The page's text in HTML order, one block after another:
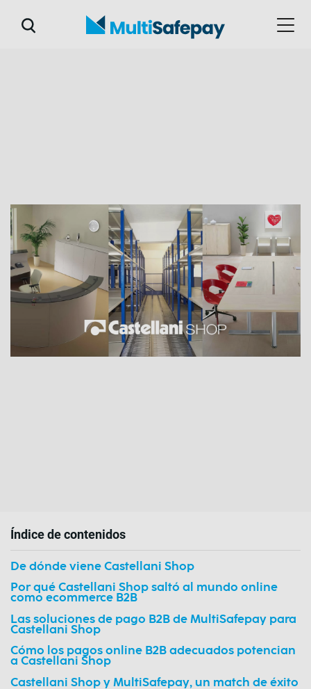
Índice de contenidos
De dónde viene Castellani Shop
Por qué Castellani Shop saltó al mundo online
como ecommerce B2B
Las soluciones de pago B2B de MultiSafepay para
Castellani Shop
Cómo los pagos online B2B adecuados potencian
a Castellani Shop
Castellani Shop y MultiSafepay, un match de éxito